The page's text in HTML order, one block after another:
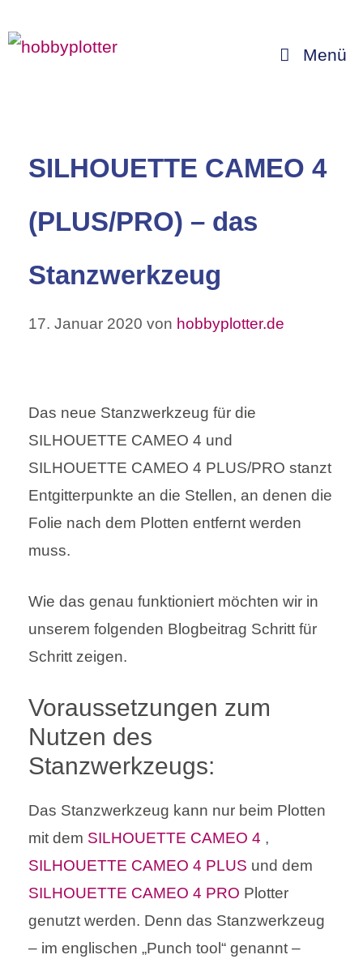
Inhalt
Menü
SILHOUETTE CAMEO 4
(PLUS/PRO) – das
Stanzwerkzeug
17. Januar 2020 von hobbyplotter.de
Das neue Stanzwerkzeug für die
SILHOUETTE CAMEO 4 und
SILHOUETTE CAMEO 4 PLUS/PRO stanzt
Entgitterpunkte an die Stellen, an denen die
Folie nach dem Plotten entfernt werden
muss.
Wie das genau funktioniert möchten wir in
unserem folgenden Blogbeitrag Schritt für
Schritt zeigen.
Voraussetzungen zum
Nutzen des
Stanzwerkzeugs:
Das Stanzwerkzeug kann nur beim Plotten
mit dem SILHOUETTE CAMEO 4 ,
SILHOUETTE CAMEO 4 PLUS und dem
SILHOUETTE CAMEO 4 PRO Plotter
genutzt werden. Denn das Stanzwerkzeug
– im englischen „Punch tool“ genannt –